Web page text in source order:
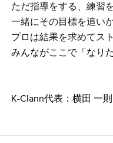
ただ指導をする、練習
一緒にその目標を追い
プロは結果を求めてス
みんながここで「なり
K-Clann代表：横田 一則